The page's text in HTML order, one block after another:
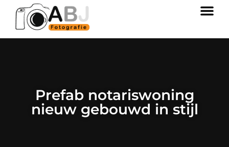
Prefab notariswoning
nieuw gebouwd in stijl